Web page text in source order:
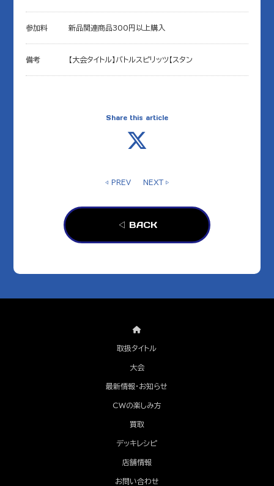
参加料 新品関連商品300円以上購入
備考 【大会タイトル】バトルスピリッツ【スタン
Share this article
◁ PREV NEXT ▷
◁ BACK
取扱タイトル
大会
最新情報・お知らせ
CWの楽しみ方
買取
デッキレシピ
店舗情報
お問い合わせ